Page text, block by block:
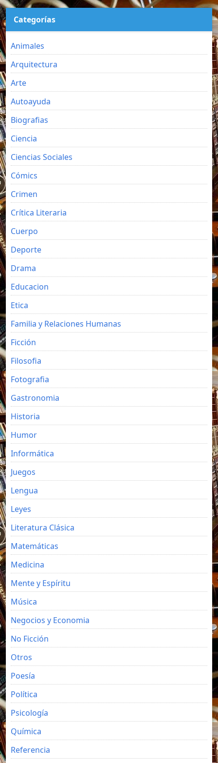
Categorías
Animales
Arquitectura
Arte
Autoayuda
Biografias
Ciencia
Ciencias Sociales
Cómics
Crimen
Crítica Literaria
Cuerpo
Deporte
Drama
Educacion
Etica
Familia y Relaciones Humanas
Ficción
Filosofia
Fotografia
Gastronomia
Historia
Humor
Informática
Juegos
Lengua
Leyes
Literatura Clásica
Matemáticas
Medicina
Mente y Espíritu
Música
Negocios y Economia
No Ficción
Otros
Poesía
Política
Psicología
Química
Referencia